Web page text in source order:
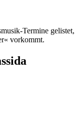
Termine gelistet,
vorkommt.